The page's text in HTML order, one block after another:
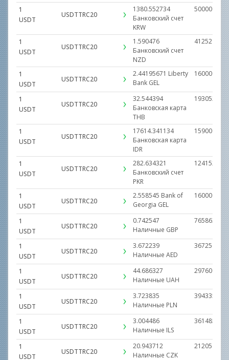
1
USDT
USDTTRC20
1380.552734
Банковский счет
KRW
1
USDT
USDTTRC20
1.590476
Банковский счет
NZD
1
USDT
USDTTRC20
2.44195671 Liberty
Bank GEL
1
USDT
USDTTRC20
32.544394
Банковская карта
THB
1
USDT
USDTTRC20
17614.341134
Банковская карта
IDR
1
USDT
USDTTRC20
282.634321
Банковский счет
PKR
1
USDT
USDTTRC20
2.558545 Bank of
Georgia GEL
1
USDT
USDTTRC20
0.742547
Наличные GBP
1
USDT
USDTTRC20
3.672239
Наличные AED
1
USDT
USDTTRC20
44.686327
Наличные UAH
1
USDT
USDTTRC20
3.723835
Наличные PLN
1
USDT
USDTTRC20
3.004486
Наличные ILS
1
USDT
USDTTRC20
20.943712
Наличные CZK